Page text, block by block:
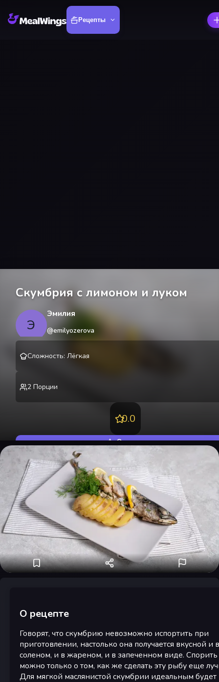
Рецепты
Скумбрия с лимоном и луком
Э
Эмилия
@emilyozerova
Сложность: Лёгкая
2 Порции
0.0
Оценить
О рецепте
Говорят, что скумбрию невозможно испортить при
приготовлении, настолько она получается вкусной и в
соленом, и в жареном, и в запеченном виде. Спорить
можно только о том, как же сделать эту рыбу еще
Для мягкой маслянистой скумбрии идеальным будет